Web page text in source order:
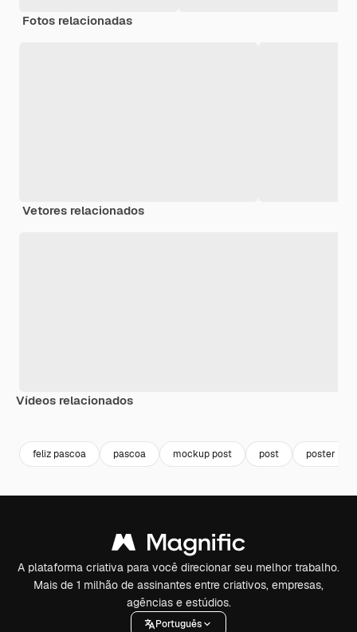
Fotos relacionadas
Vetores relacionados
Vídeos relacionados
feliz pascoa pascoa mockup post post poster
A plataforma criativa para você direcionar seu melhor trabalho.
Mais de 1 milhão de assinantes entre criativos, empresas,
agências e estúdios.
Português